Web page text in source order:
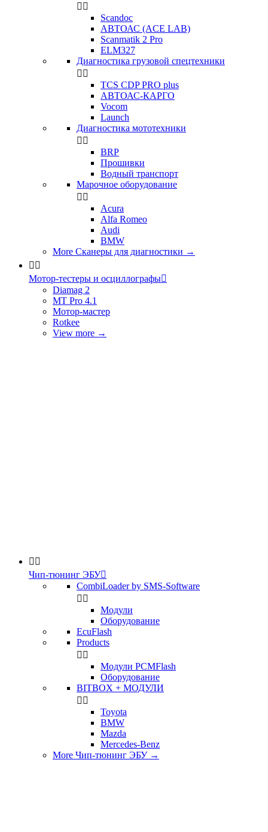
 
Scandoc
АВТОАС (ACE LAB)
Scanmatik 2 Pro
ELM327
Диагностика грузовой спецтехники
 
TCS CDP PRO plus
АВТОАС-КАРГО
Vocom
Launch
Диагностика мототехники
 
BRP
Прошивки
Водный транспорт
Марочное оборудование
 
Acura
Alfa Romeo
Audi
BMW
More Сканеры для диагностики →
 
Мотор-тестеры и осциллографы
Diamag 2
MT Pro 4.1
Мотор-мастер
Rotkee
View more →
 
Чип-тюнинг ЭБУ
CombiLoader by SMS-Software
 
Модули
Оборудование
EcuFlash
Products
 
Модули PCMFlash
Оборудование
BITBOX + МОДУЛИ
 
Toyota
BMW
Mazda
Mercedes-Benz
More Чип-тюнинг ЭБУ →